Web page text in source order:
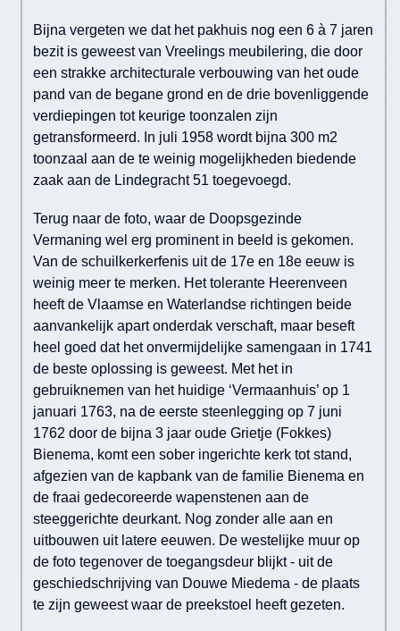
Bijna vergeten we dat het pakhuis nog een 6 à 7 jaren
bezit is geweest van Vreelings meubilering, die door
een strakke architecturale verbouwing van het oude
pand van de begane grond en de drie bovenliggende
verdiepingen tot keurige toonzalen zijn
getransformeerd. In juli 1958 wordt bijna 300 m2
toonzaal aan de te weinig mogelijkheden biedende
zaak aan de Lindegracht 51 toegevoegd.
Terug naar de foto, waar de Doopsgezinde
Vermaning wel erg prominent in beeld is gekomen.
Van de schuilkerkerfenis uit de 17e en 18e eeuw is
weinig meer te merken. Het tolerante Heerenveen
heeft de Vlaamse en Waterlandse richtingen beide
aanvankelijk apart onderdak verschaft, maar beseft
heel goed dat het onvermijdelijke samengaan in 1741
de beste oplossing is geweest. Met het in
gebruiknemen van het huidige ‘Vermaanhuis’ op 1
januari 1763, na de eerste steenlegging op 7 juni
1762 door de bijna 3 jaar oude Grietje (Fokkes)
Bienema, komt een sober ingerichte kerk tot stand,
afgezien van de kapbank van de familie Bienema en
de fraai gedecoreerde wapenstenen aan de
steeggerichte deurkant. Nog zonder alle aan en
uitbouwen uit latere eeuwen. De westelijke muur op
de foto tegenover de toegangsdeur blijkt - uit de
geschiedschrijving van Douwe Miedema - de plaats
te zijn geweest waar de preekstoel heeft gezeten.